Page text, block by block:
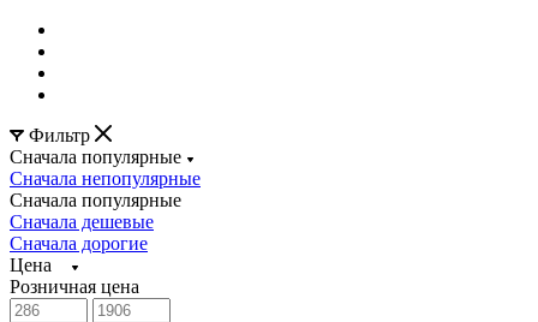
Фильтр
Сначала популярные
Сначала непопулярные
Сначала популярные
Сначала дешевые
Сначала дорогие
Цена
Розничная цена